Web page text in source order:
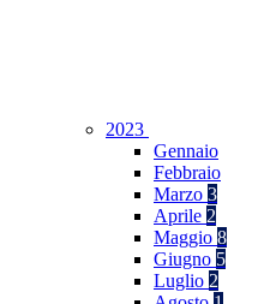
2023
Gennaio
Febbraio
Marzo 3
Aprile 2
Maggio 8
Giugno 5
Luglio 2